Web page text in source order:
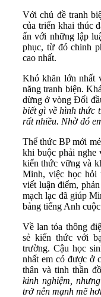
Với chủ đề tranh
của triển khai thúc
ấn với những lập
phục, từ đó chinh
cao nhất.
Khó khăn lớn nhất
năng tranh biện.
dừng ở vòng Đối
biết gì về hình thức
rất nhiều. Nhờ đó
Thể thức BP mới
khi buộc phải nghe
kiến thức vững và
Minh, việc học hỏi
viết luận điểm,
mạch lạc đã giúp
bảng tiếng Anh
Về lan tỏa thông
sẻ kiến thức với
trường. Cậu học
nhất em có được ở
thân và tinh thần
kinh nghiệm,
trở nên mạnh mẽ